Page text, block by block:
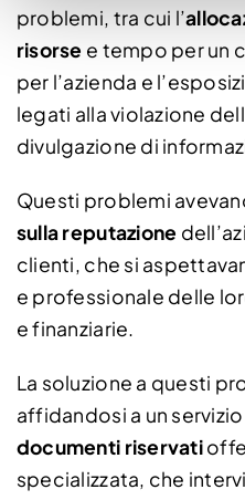
problemi, tra cui l’
risorse e tempo per un
per l’azienda e
legati alla violazione
divulgazione di
Questi problemi
sulla reputazione
clienti, che si
e professionale delle
e finanziarie.
La soluzione a questi
affidandosi a un
documenti riservati
specializzata, che